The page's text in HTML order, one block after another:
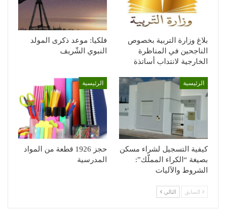
بلاغ وزارة التربية بخصوص
الناجحين في المناظرة
الخارجية لانتداب أساتذة
فلكيا: موعد ذكرى المولد
النبوي الشّريف
الرئيسية
كيفية التسجيل لشراء مسكن
بصيغة “الكراء المملّك”:
الشروط والآليات
الرئيسية
حجز 1926 قطعة من المواد
المدرسية
السابق التالي